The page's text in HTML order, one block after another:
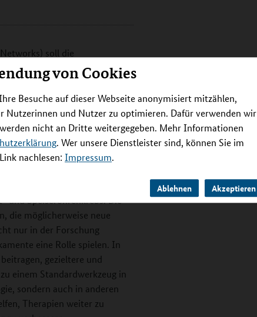
von Cookies
Besuche auf dieser Webseite anonymisiert mitzählen,
Nutzerinnen und Nutzer zu optimieren. Dafür verwenden wir
nicht an Dritte weitergegeben. Mehr Informationen
. Wer unsere Dienstleister sind, können Sie im
nachlesen: Impressum.
Ablehnen Akzeptieren
soll die
gibt es bereits viele Daten
zellulärer Ebene tatsächlich
setzt MaPION an. MaPION ist
(KI) vorhersagt, wie
nur um einzelne Proteine,
von Krebs entscheidend
über Proteine
(Mutationen),
entwickelt und getestet.
und Speiseröhrenkrebs. Die
die möglicherweise neue
nur in der Forschung
eine Rolle spielen. In
gezieltere und
einem Standardwerkzeug in
sondern auch in anderen
Therapien weiter zu